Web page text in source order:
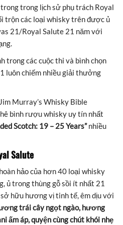
trong lịch sử phụ trách Royal
trộn các loại whisky trên được ủ
21/Royal Salute 21 năm với
trong các cuộc thi và bình chọn
luôn chiếm nhiều giải thưởng
Murray’s Whisky Bible
bình rượu whisky uy tín nhất
Scotch: 19 – 25 Years”nhiều
Salute
hảo của hơn 40 loại whisky
ủ trong thùng gỗ sồi ít nhất 21
hữu hương vị tinh tế, êm dịu với
trái cây ngọt ngào, hương
ấm áp, quyện cùng chút khói nhẹ